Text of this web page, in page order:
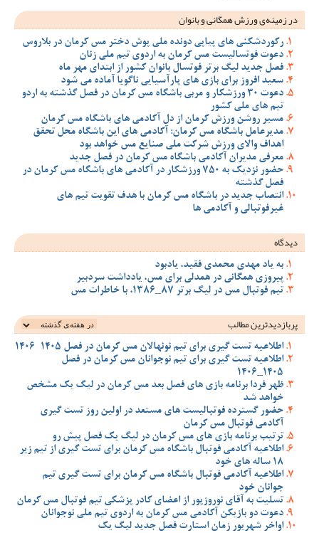
در زمینه‌ی ورزش همگانی و بانوان
رکوردشکنی های پیاپی دونده ملی پوش دختر مس کرمان در بلاروس
دعوت فوتسالیست مس کرمان به اردوی تیم ملی زنان
فصل جدید لیگ برتر فوتسال بانوان کشور از ابتدای مهر ماه
سعید افروز برای بازی های پارآسیایی ناگویا آماده می شود
دعوت 30 ورزشکار و مربی باشگاه مس کرمان در فصل گذشته به اردو
تیم های ملی کشور
مسیر روشن ورزش کرمان از دل آکادمی های باشگاه مس کرمان
مدیرعامل باشگاه مس کرمان: آکادمی های این باشگاه محل تحقق
اهداف والای ورزش شرکت ملی صنایع مس خواهد بود
معرفی مدیران آکادمی باشگاه مس کرمان در فصل جدید
حضور نزدیک به 750 ورزشکار در آکادمی های باشگاه مس کرمان در
فصل گذشته
انتصاب جدید در باشگاه مس کرمان با هدف تقویت تیم‌ های
غیرفوتبالی و آکادمی‌ ها
دیدگاه
به یاد مهدی محمدی فقید، یادبود
پیروزی همگانی در همدلی برای مس، یادداشت سردبیر
تیم فوتبال مس در لیگ برتر 87_1386، با خاطرات مس
پربازدیدترین‌ مطالب
اطلاعیه تست گیری برای تیم نونهالان مس کرمان در فصل 1405-1406
اطلاعیه تست گیری برای تیم نوجوانان مس کرمان در فصل
1405_1406
ظهر فردا برنامه بازی های فصل بعد مس کرمان در لیگ یک مشخص
خواهد شد
حضور گسترده فوتبالیست های مستعد در اولین روز تست گیری
آکادمی فوتبال مس کرمان
ترتیب برنامه بازی های مس کرمان در لیگ یک فصل پیش رو
اطلاعیه آکادمی فوتبال باشگاه مس کرمان برای تست گیری از تیم زیر
18 ساله های خود
اطلاعیه آکادمی فوتبال باشگاه مس کرمان برای تست گیری تیم
جوانان خود
تسلیت به آقای نوروزپور از اعضای کادر پزشکی تیم فوتبال مس کرمان
دعوت دو بازیکن آکادمی مس کرمان به اردوی تیم ملی نوجوانان
اواخر شهریور زمان استارت فصل جدید لیگ یک